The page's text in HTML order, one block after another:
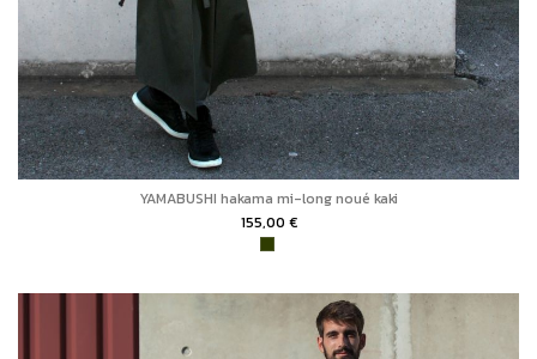
YAMABUSHI hakama mi-long noué kaki
155,00 €